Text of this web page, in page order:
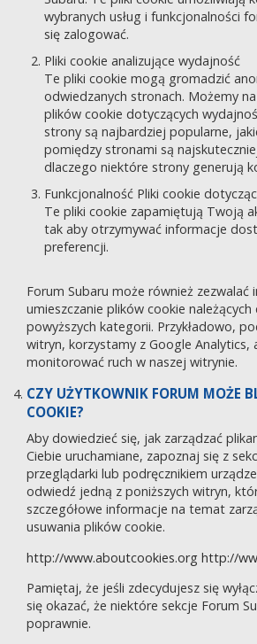
wybranych usług i funkcjonalności
się zalogować.
Pliki cookie analizujące wydajność
Te pliki cookie mogą gromadzić
odwiedzanych stronach. Możemy
plików cookie dotyczących
strony są najbardziej popularne,
pomiędzy stronami są
dlaczego niektóre strony generują
Funkcjonalność Pliki cookie
Te pliki cookie zapamiętują Twoją
tak aby otrzymywać informacje
preferencji.
Forum Subaru może również zezwalać
umieszczanie plików cookie
powyższych kategorii. Przykładowo,
witryn, korzystamy z Google Analytics,
monitorować ruch w naszej witrynie.
CZY UŻYTKOWNIK FORUM MOŻE
COOKIE?
Aby dowiedzieć się, jak zarządzać
Ciebie uruchamiane, zapoznaj się z
przeglądarki lub podręcznikiem
odwiedź jedną z poniższych witryn,
szczegółowe informacje na temat
usuwania plików cookie.
http://www.aboutcookies.org http://
Pamiętaj, że jeśli zdecydujesz się
się okazać, że niektóre sekcje Forum
poprawnie.